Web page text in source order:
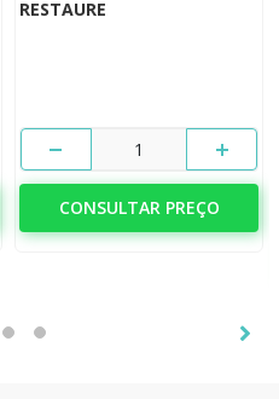
RESTAURE
1
CONSULTAR PREÇO